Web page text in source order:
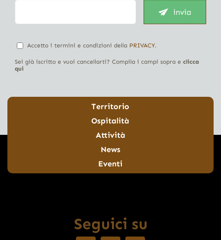
invia
Accetto i termini e condizioni della PRIVACY.
Sei già iscritto e vuoi cancellarti? Compila i campi sopra e clicca
qui
Territorio
Ospitalità
Attività
News
Eventi
Seguici su